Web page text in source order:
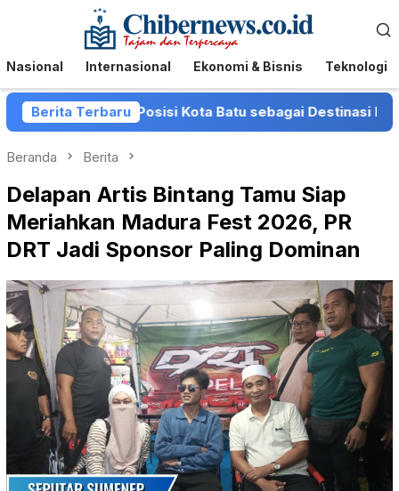
Menu
Mobile
Nasional Internasional Ekonomi & Bisnis Teknologi
Berita Terbaru
Posisi Kota Batu sebagai Destinasi Festival Musik
Beranda Berita
Delapan Artis Bintang Tamu Siap
Meriahkan Madura Fest 2026, PR
DRT Jadi Sponsor Paling Dominan